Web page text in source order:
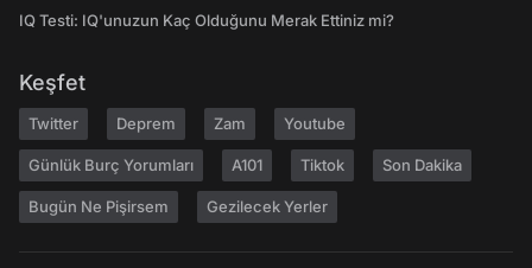
IQ Testi: IQ'unuzun Kaç Olduğunu Merak Ettiniz mi?
Keşfet
Twitter Deprem Zam Youtube
Günlük Burç Yorumları A101 Tiktok Son Dakika
Bugün Ne Pişirsem Gezilecek Yerler